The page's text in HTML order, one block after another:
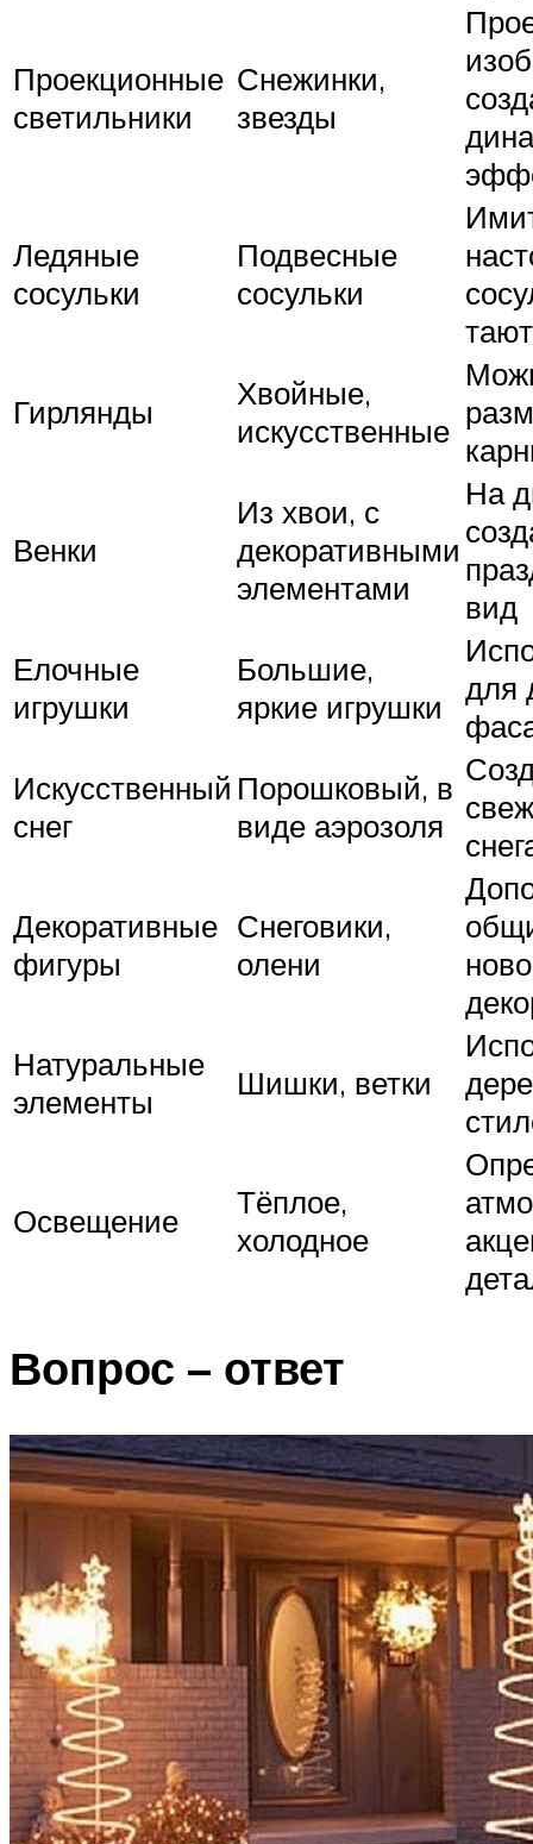
Проекционные
светильники
Снежинки,
звезды
Ледяные
сосульки
Подвесные
сосульки
тают
Гирлянды
Хвойные,
искусственные
Венки
Из хвои, с
декоративными
элементами
На
вид
Елочные
игрушки
Большие,
яркие игрушки
для
Искусственный
снег
Порошковый, в
виде аэрозоля
Декоративные
фигуры
Снеговики,
олени
Натуральные
элементы
Шишки, ветки
Освещение
Тёплое,
холодное
Вопрос – ответ